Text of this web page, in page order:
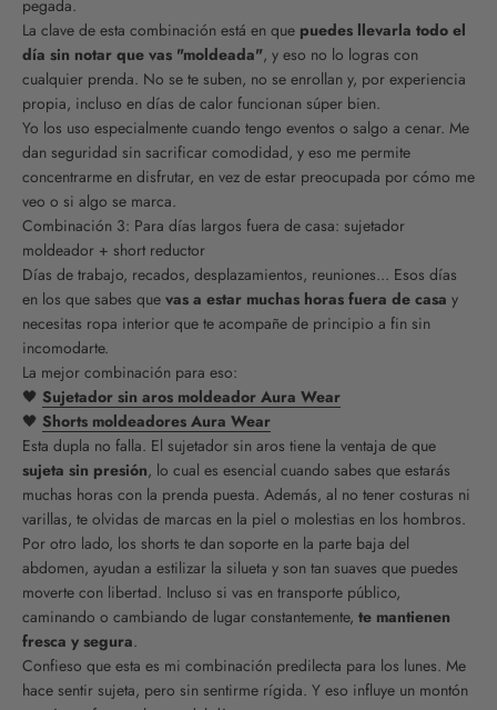
pegada.
La clave de esta combinación está en que puedes llevarla todo el
día sin notar que vas "moldeada", y eso no lo logras con
cualquier prenda. No se te suben, no se enrollan y, por experiencia
propia, incluso en días de calor funcionan súper bien.
Yo los uso especialmente cuando tengo eventos o salgo a cenar. Me
dan seguridad sin sacrificar comodidad, y eso me permite
concentrarme en disfrutar, en vez de estar preocupada por cómo me
veo o si algo se marca.
Combinación 3: Para días largos fuera de casa: sujetador
moldeador + short reductor
Días de trabajo, recados, desplazamientos, reuniones... Esos días
en los que sabes que vas a estar muchas horas fuera de casa y
necesitas ropa interior que te acompañe de principio a fin sin
incomodarte.
La mejor combinación para eso:
🖤 Sujetador sin aros moldeador Aura Wear
🖤 Shorts moldeadores Aura Wear
Esta dupla no falla. El sujetador sin aros tiene la ventaja de que
sujeta sin presión, lo cual es esencial cuando sabes que estarás
muchas horas con la prenda puesta. Además, al no tener costuras ni
varillas, te olvidas de marcas en la piel o molestias en los hombros.
Por otro lado, los shorts te dan soporte en la parte baja del
abdomen, ayudan a estilizar la silueta y son tan suaves que puedes
moverte con libertad. Incluso si vas en transporte público,
caminando o cambiando de lugar constantemente, te mantienen
fresca y segura.
Confieso que esta es mi combinación predilecta para los lunes. Me
hace sentir sujeta, pero sin sentirme rígida. Y eso influye un montón